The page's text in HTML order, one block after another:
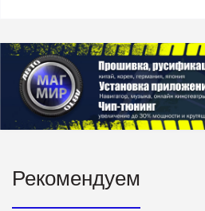
Рекомендуем